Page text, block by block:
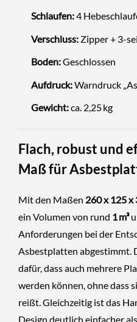
Schlaufen:4
Verschluss:Zipper + 3-
Boden:Geschlossen
Aufdruck:Warndruck
Gewicht:ca. 2,25 kg
Flach, robust und
Maß für
Mit den Maßen 260 x 125 x
ein Volumen von rund 1 m³
Anforderungen bei der
Asbestplatten abgestimmt.
dafür, dass auch mehrere
werden können, ohne dass
reißt. Gleichzeitig ist das
Design deutlich einfacher